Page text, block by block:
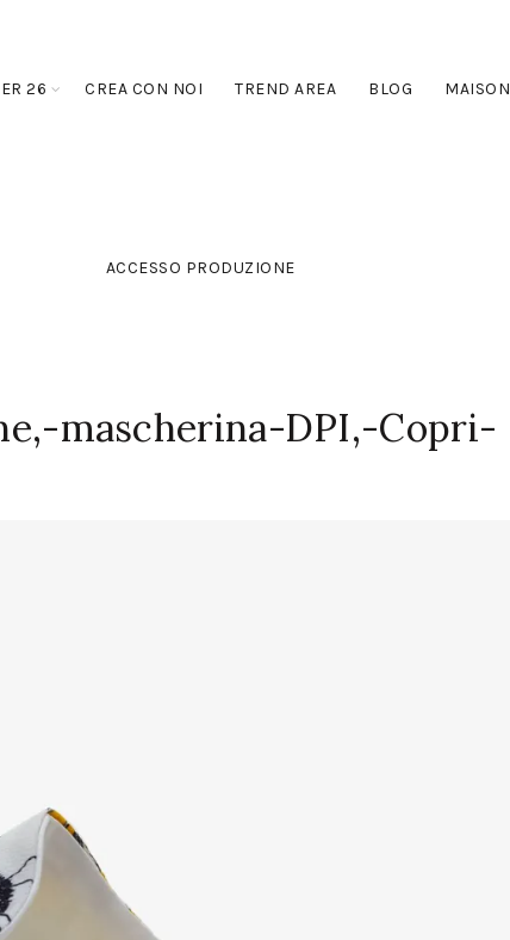
26 CREA CON NOI TREND AREA BLOG MAISON
ACCESSO PRODUZIONE
mascherina-DPI,-Copri-